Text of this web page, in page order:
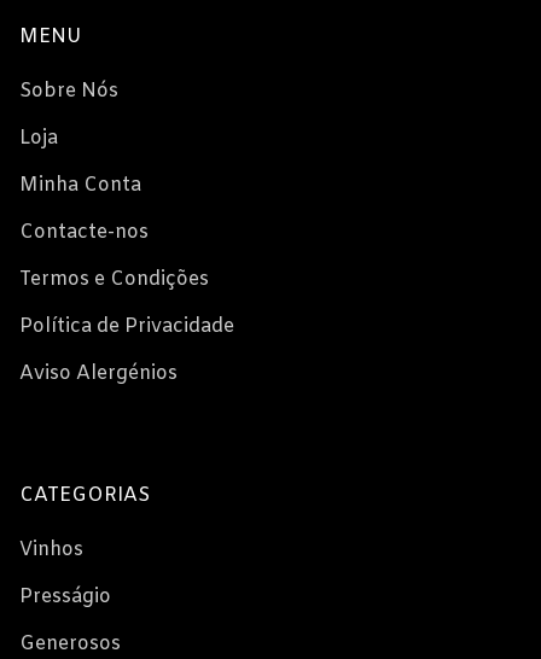
MENU
Sobre Nós
Loja
Minha Conta
Contacte-nos
Termos e Condições
Política de Privacidade
Aviso Alergénios
CATEGORIAS
Vinhos
Presságio
Generosos